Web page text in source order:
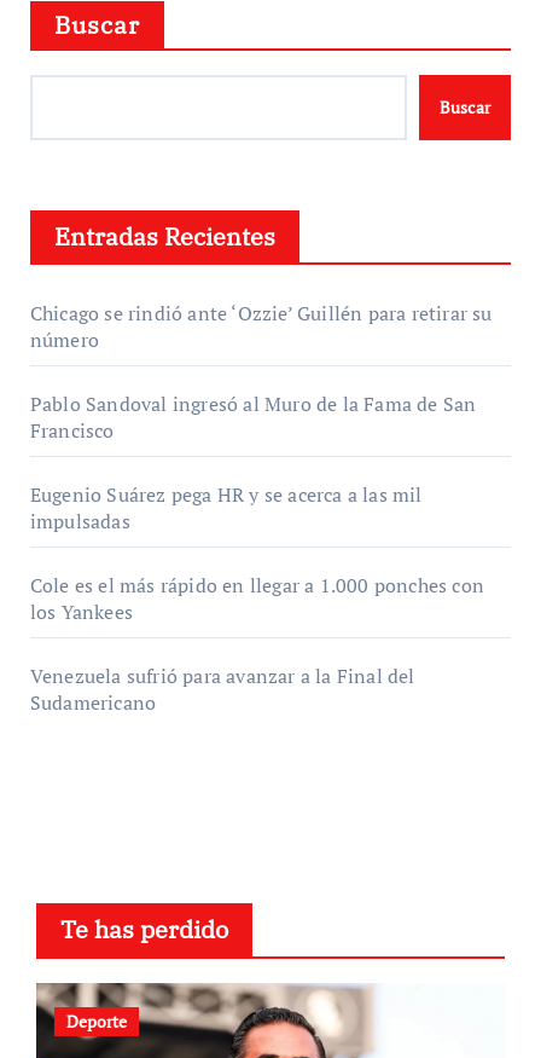
Buscar
Buscar
Entradas Recientes
Chicago se rindió ante ‘Ozzie’ Guillén para retirar su
número
Pablo Sandoval ingresó al Muro de la Fama de San
Francisco
Eugenio Suárez pega HR y se acerca a las mil
impulsadas
Cole es el más rápido en llegar a 1.000 ponches con
los Yankees
Venezuela sufrió para avanzar a la Final del
Sudamericano
Te has perdido
Deporte